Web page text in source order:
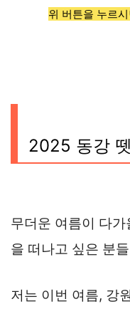
위 버튼을 누르
2025 동강
무더운 여름이 다
을 떠나고 싶은 분
저는 이번 여름, 강